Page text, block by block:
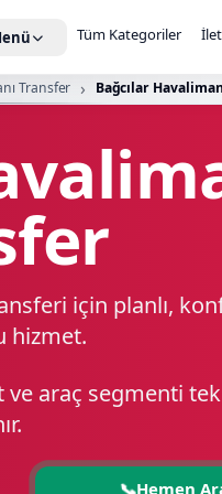
Tüm Kategoriler
Transfer Bağcılar
için planlı,
hizmet.
ve araç segmenti
📞Hemen